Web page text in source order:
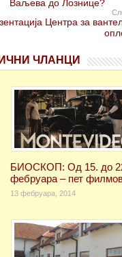
Ваљева до Лознице?
Центра за
ЧЛАНЦИ
БИОСКОП: Од 15. до
фебруара – пет
13 фебруара, 2014